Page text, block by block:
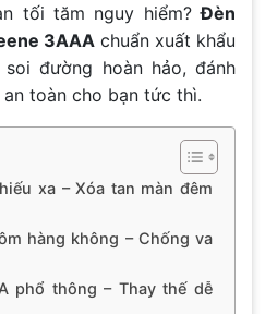
tối tăm nguy hiểm?Đèn
3AAA chuẩn xuất khẩu
soi đường hoàn hảo, đánh
toàn cho bạn tức thì.
xa – Xóa tan màn đêm
hàng không – Chống va
phổ thông – Thay thế dễ